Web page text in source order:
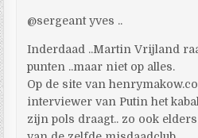
@sergeant yves ..
Inderdaad ..Martin Vrijland
punten ..maar niet op alles.
Op de site van
interviewer van Putin het
zijn pols draagt.. zo ook elders